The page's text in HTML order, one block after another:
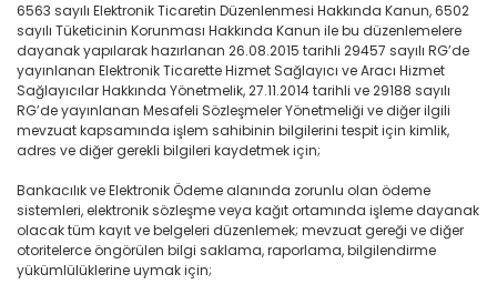
6563 sayılı Elektronik Ticaretin Düzenlenmesi Hakkında Kanun, 6502
sayılı Tüketicinin Korunması Hakkında Kanun ile bu düzenlemelere
dayanak yapılarak hazırlanan 26.08.2015 tarihli 29457 sayılı RG’de
yayınlanan Elektronik Ticarette Hizmet Sağlayıcı ve Aracı Hizmet
Sağlayıcılar Hakkında Yönetmelik, 27.11.2014 tarihli ve 29188 sayılı
RG’de yayınlanan Mesafeli Sözleşmeler Yönetmeliği ve diğer ilgili
mevzuat kapsamında işlem sahibinin bilgilerini tespit için kimlik,
adres ve diğer gerekli bilgileri kaydetmek için;
Bankacılık ve Elektronik Ödeme alanında zorunlu olan ödeme
sistemleri, elektronik sözleşme veya kağıt ortamında işleme dayanak
olacak tüm kayıt ve belgeleri düzenlemek; mevzuat gereği ve diğer
otoritelerce öngörülen bilgi saklama, raporlama, bilgilendirme
yükümlülüklerine uymak için;